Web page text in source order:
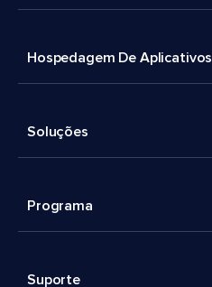
Hospedagem De Aplicativos
Soluções
Programa
Suporte